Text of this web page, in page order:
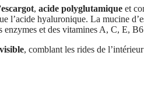
, acide polyglutamique et
l’acide hyaluronique. La mucine
enzymes et des vitamines A, C, E,
, comblant les rides de